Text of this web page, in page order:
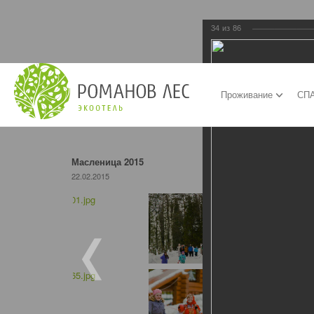
Проживание
Масленица 2015
22.02.2015
34 из 86